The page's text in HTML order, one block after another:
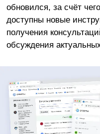
обновился, за счёт
доступны новые
получения
обсуждения